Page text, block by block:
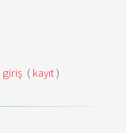
giriş ( kayıt)